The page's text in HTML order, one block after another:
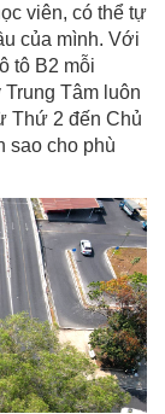
viên, có thể tự
của mình. Với
tô B2 mỗi
Tâm luôn
Thứ 2 đến Chủ
sao cho phù